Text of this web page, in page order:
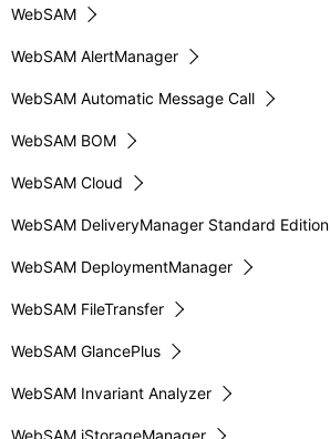
WebSAM
WebSAM AlertManager
WebSAM Automatic Message Call
WebSAM BOM
WebSAM Cloud
WebSAM DeliveryManager Standard Edition
WebSAM DeploymentManager
WebSAM FileTransfer
WebSAM GlancePlus
WebSAM Invariant Analyzer
WebSAM iStorageManager